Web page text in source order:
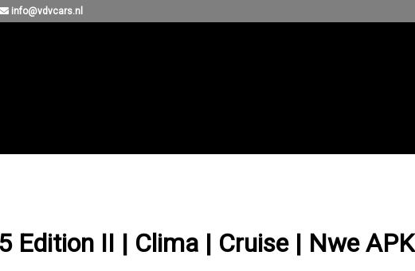
info@vdvcars.nl
Edition II | Clima | Cruise | Nwe APK